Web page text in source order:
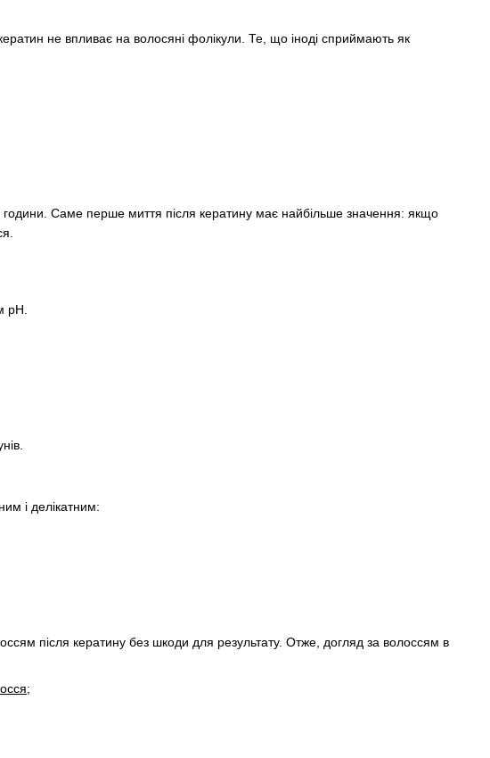
не впливає на волосяні фолікули. Те, що іноді сприймають як
Саме перше миття після кератину має найбільше значення: якщо
pH.
і делікатним:
після кератину без шкоди для результату. Отже, догляд за волоссям в
;